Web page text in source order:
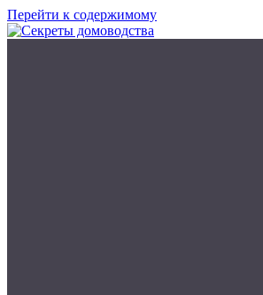
Перейти к содержимому